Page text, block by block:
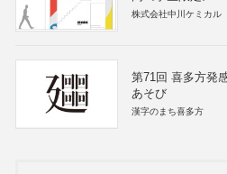
株式会社中川ケミカル
第71回 喜多方発
あそび
漢字のまち喜多方